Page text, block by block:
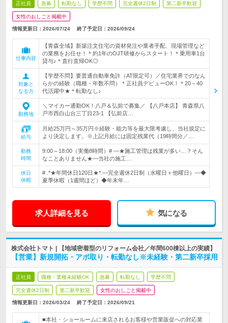
正社員 急募 転勤なし 学歴不問 完全週休2日制 第二新卒歓迎
女性のおしごと掲載中
情報更新日：2026/07/24 終了予定日： 2026/09/24
仕事内容
【青森全域】新築注文住宅の資材発注や業者手配、現場管理など
の業務をお任せ！＊約1年のOJT研修からスタート！＊乗用車1台
貸与♪＊直行直帰OK◎
対象と
なる方
【学歴不問】要普通自動車免許（AT限定可）／住宅業界でのなん
らかの経験（職種・年数不問）＊正社員デビューOK！＊20～40
代活躍中★＊転勤なし♪
勤務地
＼マイカー通勤OK！八戸＆弘前で募集／ 【八戸本店】 青森県八
戸市西白山台三丁目23-1 【弘前店…
給与
月給25万円～35万円※経験・能力等を最大限考慮し、当社規定に
より決定します。※上記月給には固定残業代（19時間分／…
勤務
時間
9:00～18:00（実働8時間）# ―★施工管理は残業が多い…？そん
なことありません★―当社の施工…
休日
休暇
# .*★年間休日120日★*.―完全週休2日制（水曜日＋他曜日）―◆
夏季休暇（1週間ほど）◆年末年…
求人詳細を見る 気になる
株式会社トマト | 【地域密着型のリフォーム会社／年間600棟以上の実績】
【営業】新規開拓・アポ取り・転勤なし※未経験・第二新卒採用
正社員 職種・業種未経験OK 急募 転勤なし 学歴不問
完全週休2日制 第二新卒歓迎 女性のおしごと掲載中
情報更新日：2026/03/24 終了予定日： 2026/09/21
■本社・ショールームに来店されるお客様や営業販促への対応業